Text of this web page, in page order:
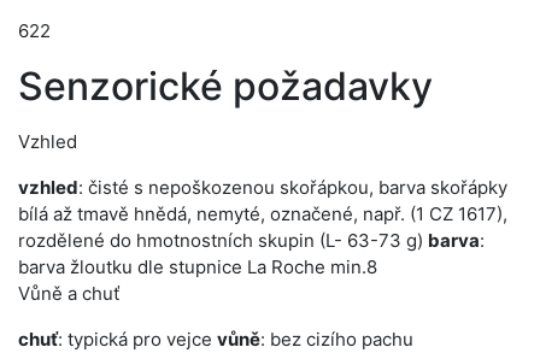
622
Senzorické požadavky
Vzhled
vzhled: čisté s nepoškozenou skořápkou, barva skořápky
bílá až tmavě hnědá, nemyté, označené, např. (1 CZ 1617),
rozdělené do hmotnostních skupin (L- 63-73 g) barva:
barva žloutku dle stupnice La Roche min.8
Vůně a chuť
chuť: typická pro vejce vůně: bez cizího pachu